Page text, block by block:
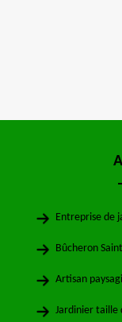
Entreprise de
Bûcheron
Artisan
Jardinier taille